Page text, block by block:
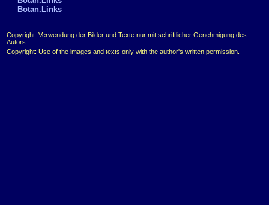
Botan.Links
Copyright: Verwendung der Bilder und Texte nur mit schriftlicher Genehmigung des
Autors.
Copyright: Use of the images and texts only with the author's written permission.